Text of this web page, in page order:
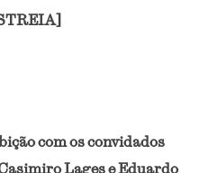
com os convidados
Lages e Eduardo